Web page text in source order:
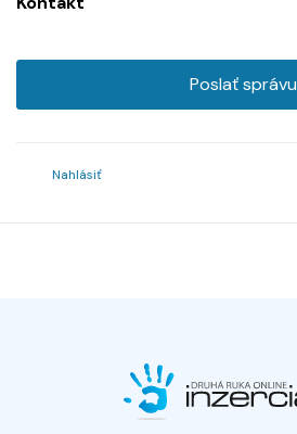
Poslať správu
Nahlásiť